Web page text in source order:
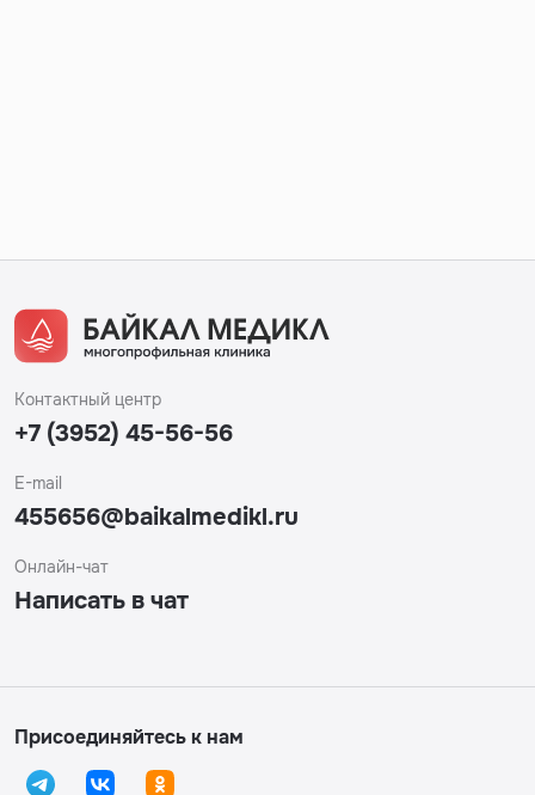
Контактный центр
+7 (3952) 45-56-56
E-mail
455656@baikalmedikl.ru
Онлайн-чат
Написать в чат
Присоединяйтесь к нам